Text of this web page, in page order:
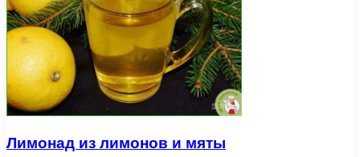
Лимонад из лимонов и мяты